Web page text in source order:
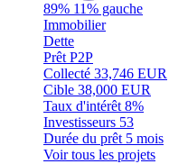
89% 11% gauche
Immobilier
Dette
Prêt P2P
Collecté 33,746 EUR
Cible 38,000 EUR
Taux d'intérêt 8%
Investisseurs 53
Durée du prêt 5 mois
Voir tous les projets